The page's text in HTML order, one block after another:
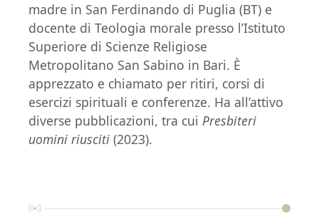
madre in San Ferdinando di Puglia (BT) e
docente di Teologia morale presso l’Istituto
Superiore di Scienze Religiose
Metropolitano San Sabino in Bari. È
apprezzato e chiamato per ritiri, corsi di
esercizi spirituali e conferenze. Ha all’attivo
diverse pubblicazioni, tra cui Presbiteri
uomini riusciti (2023).